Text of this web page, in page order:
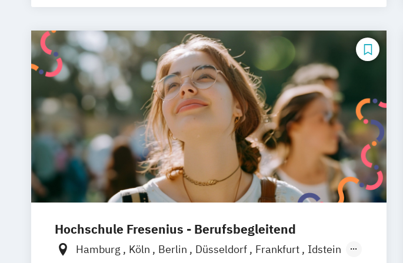
Hochschule Fresenius - Berufsbegleitend
Hamburg Köln Berlin Düsseldorf Frankfurt
Idstein